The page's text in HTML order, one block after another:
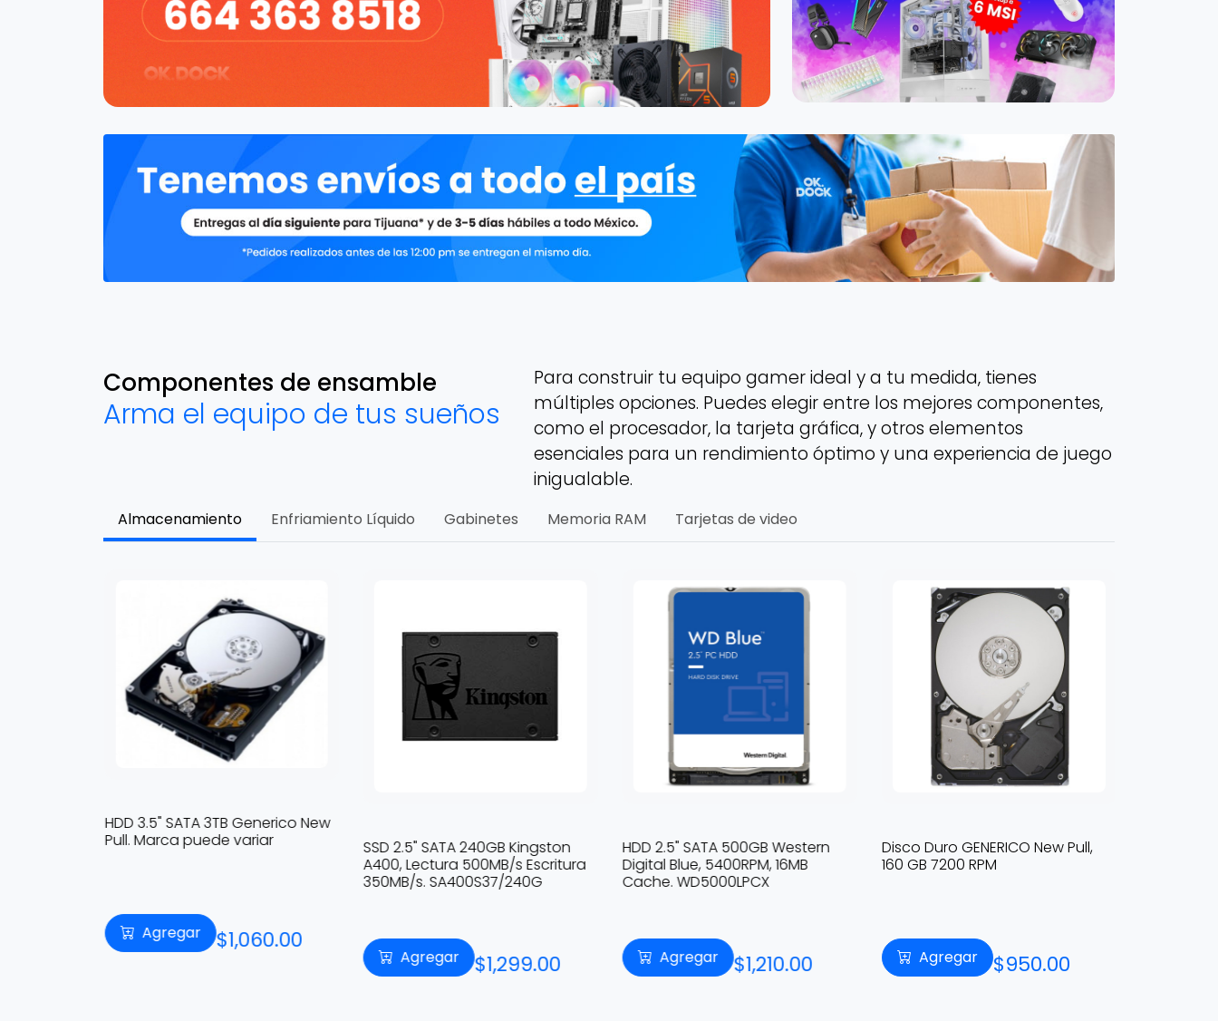
Componentes de ensamble
Arma el equipo de tus sueños
Para construir tu equipo gamer ideal y a tu medida, tienes
múltiples opciones. Puedes elegir entre los mejores componentes,
como el procesador, la tarjeta gráfica, y otros elementos
esenciales para un rendimiento óptimo y una experiencia de juego
inigualable.
Almacenamiento Enfriamiento Líquido Gabinetes Memoria RAM Tarjetas de video
HDD 3.5" SATA 3TB Generico New
Pull. Marca puede variar
Agregar $1,060.00
SSD 2.5" SATA 240GB Kingston
A400, Lectura 500MB/s Escritura
350MB/s. SA400S37/240G
Agregar $1,299.00
HDD 2.5" SATA 500GB Western
Digital Blue, 5400RPM, 16MB
Cache. WD5000LPCX
Agregar $1,210.00
Disco Duro GENERICO New Pull,
160 GB 7200 RPM
Agregar $950.00